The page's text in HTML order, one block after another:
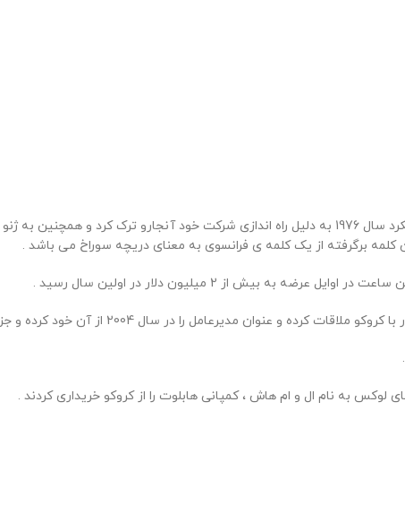
شخصی به نام کارلو کروکو که ساعت ساز سوئیسی بود در شرکتی که کار میکرد سال 1976 به دلیل راه
برگرفته از یک کلمه ی فرانسوی به معنای دریچه سوراخ می باشد .
بیش از 2 میلیون دلار در اولین سال رسید .